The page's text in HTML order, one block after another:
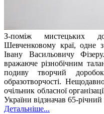
З-поміж мистецьких
Шевченковому краї, одне
Івану Васильовичу
вражаюче різнобічним
подиву творчий
образотворчості.
очільник обласної
України відзначав 65-
Детальніше...